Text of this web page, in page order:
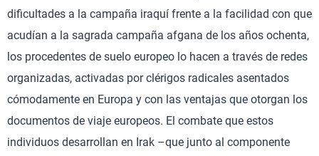
dificultades a la campaña iraquí frente a la facilidad con que
acudían a la sagrada campaña afgana de los años ochenta,
los procedentes de suelo europeo lo hacen a través de redes
organizadas, activadas por clérigos radicales asentados
cómodamente en Europa y con las ventajas que otorgan los
documentos de viaje europeos. El combate que estos
individuos desarrollan en Irak –que junto al componente